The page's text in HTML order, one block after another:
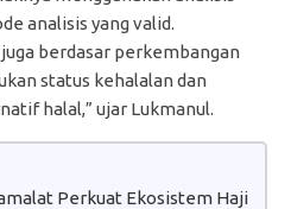
analisis yang valid.
berdasar perkembangan
status kehalalan dan
halal,” ujar Lukmanul.
Perkuat Ekosistem Haji